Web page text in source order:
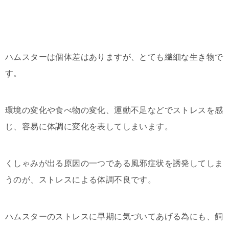
ハムスターは個体差はありますが、とても繊細な生き物で
す。
環境の変化や食べ物の変化、運動不足などでストレスを感
じ、容易に体調に変化を表してしまいます。
くしゃみが出る原因の一つである風邪症状を誘発してしま
うのが、ストレスによる体調不良です。
ハムスターのストレスに早期に気づいてあげる為にも、飼